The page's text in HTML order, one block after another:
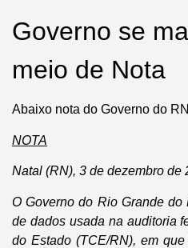
Governo se
meio de Nota
Abaixo nota do Governo do
NOTA
Natal (RN), 3 de dezembro de
O Governo do Rio Grande
de dados usada na auditoria
do Estado (TCE/RN), em